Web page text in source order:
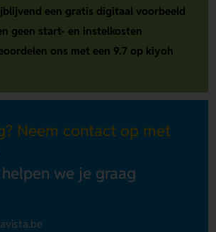
een gratis digitaal voorbeeld
geen start- en instelkosten
ons met een 9.7 op kiyoh
Neem contact op met
we je graag